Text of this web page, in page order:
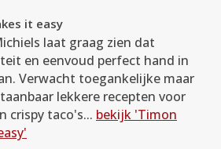
it easy
laat graag zien dat
en eenvoud perfect hand in
Verwacht toegankelijke maar
lekkere recepten voor
crispy taco's... bekijk 'Timon